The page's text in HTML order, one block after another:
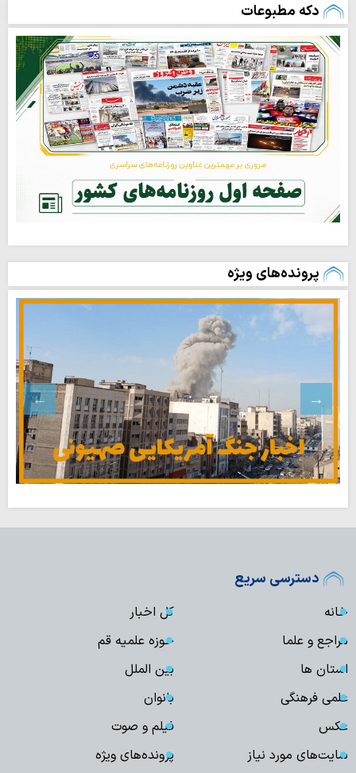
دکه مطبوعات
پرونده‌های ویژه
دسترسی سریع
خانه
کل اخبار
مراجع و علما
حوزه علمیه قم
استان ها
بین الملل
علمی فرهنگی
بانوان
عکس
فیلم و صوت
سایت‌های مورد نیاز
پرونده‌های ویژه